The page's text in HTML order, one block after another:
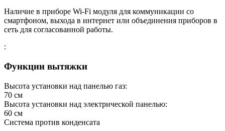
Наличие в приборе Wi-Fi модуля для коммуникации со
смартфоном, выхода в интернет или объединения приборов в
сеть для согласованной работы.
:
Функции вытяжки
Высота установки над панелью газ:
70 см
Высота установки над электрической панелью:
60 см
Система против конденсата